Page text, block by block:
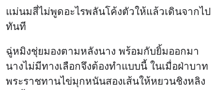
แม่นมสี่ไม่พูดอะไรพลันโค้งตัวให้แล้วเดินจากไป
ทันที
ฉู่หมิงชุ่ยมองตามหลังนาง พร้อมกับยิ้มออกมา
นางไม่มีทางเลือกจึงต้องทำแบบนี้ ในเมื่อฝ่าบาท
พระราชทานไข่มุกหนันสองเส้นให้หยวนชิงหลิง